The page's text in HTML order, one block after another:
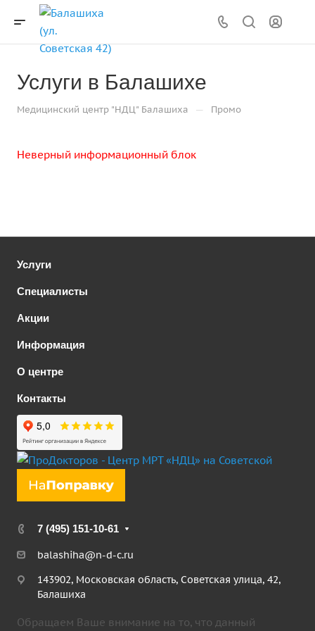
Услуги в Балашихе
Медицинский центр "НДЦ" Балашиха — Промо
Неверный информационный блок
Услуги
Специалисты
Акции
Информация
О центре
Контакты
7 (495) 151-10-61
balashiha@n-d-c.ru
143902, Московская область, Советская улица, 42,
Балашиха
Обращаем Ваше внимание на то, что данный